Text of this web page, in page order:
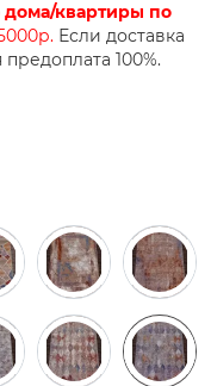
квартиры по
Если доставка
100%.